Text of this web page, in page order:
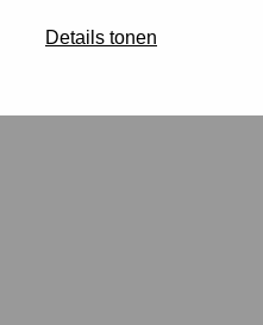
Details tonen